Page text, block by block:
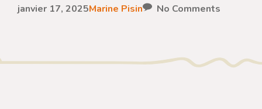
janvier 17, 2025Marine Pisin No Comments